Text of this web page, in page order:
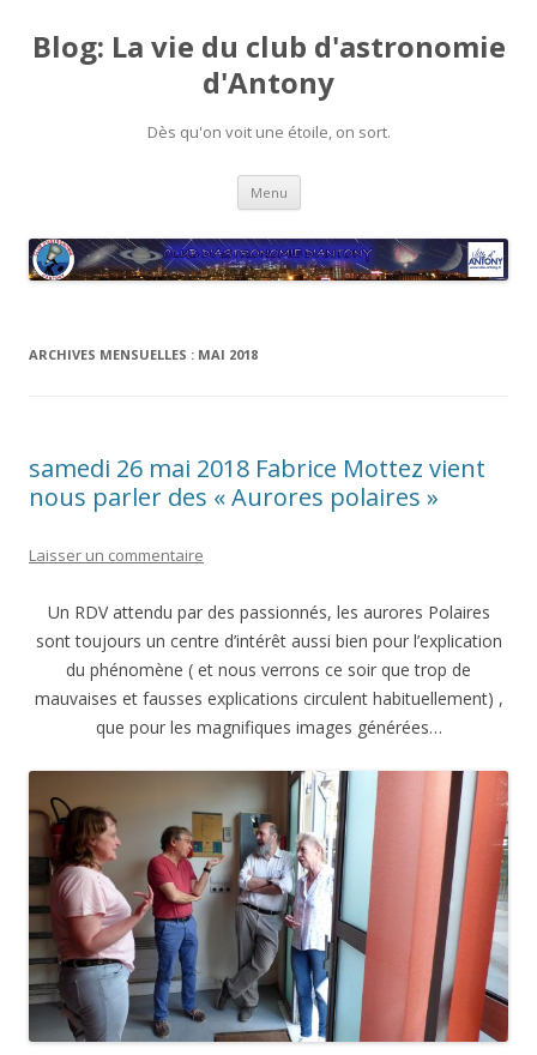
Blog: La vie du club d'astronomie
d'Antony
Dès qu'on voit une étoile, on sort.
Menu Aller
contenu
ARCHIVES MENSUELLES : MAI 2018
samedi 26 mai 2018 Fabrice Mottez vient
nous parler des « Aurores polaires »
Laisser un commentaire
Un RDV attendu par des passionnés, les aurores Polaires
sont toujours un centre d’intérêt aussi bien pour l’explication
du phénomène ( et nous verrons ce soir que trop de
mauvaises et fausses explications circulent habituellement) ,
que pour les magnifiques images générées…